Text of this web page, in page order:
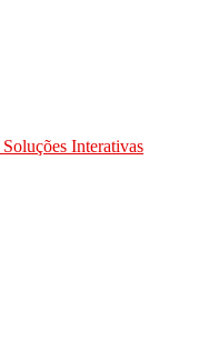
Interativas